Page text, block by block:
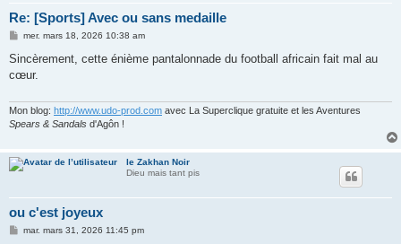
Re: [Sports] Avec ou sans medaille
M
s
a
mer. mars 18, 2026 10:38 am
Sincèrement, cette énième pantalonnade du football africain fait mal au
cœur.
Mon blog: http://www.udo-prod.com avec La Superclique gratuite et les Aventures
Spears & Sandals d'Agôn !
le Zakhan Noir
Dieu mais tant pis
ou c'est joyeux
Mmar. mars 31, 2026 11:45 pm